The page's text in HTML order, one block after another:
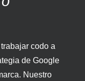
codo a
de Google
Nuestro